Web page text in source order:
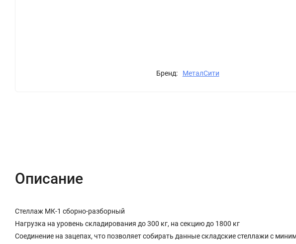
Бренд: МеталСити
Описание
Стеллаж МК-1 сборно-разборный
Нагрузка на уровень складирования до 300 кг, на секцию до 1800 кг
Соединение на зацепах, что позволяет собирать данные складские стеллажи с